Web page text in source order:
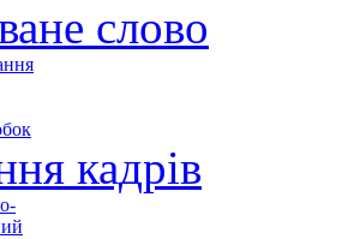
слово
кадрів